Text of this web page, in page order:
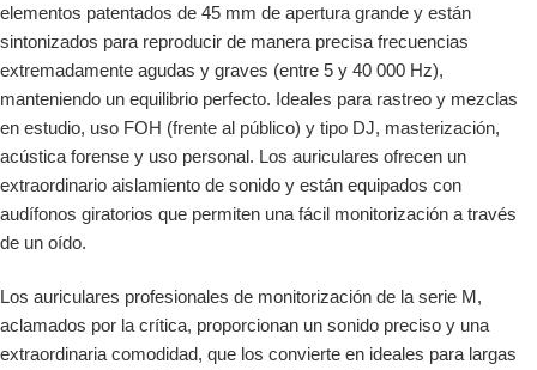
elementos patentados de 45 mm de apertura grande y están
sintonizados para reproducir de manera precisa frecuencias
extremadamente agudas y graves (entre 5 y 40 000 Hz),
manteniendo un equilibrio perfecto. Ideales para rastreo y mezclas
en estudio, uso FOH (frente al público) y tipo DJ, masterización,
acústica forense y uso personal. Los auriculares ofrecen un
extraordinario aislamiento de sonido y están equipados con
audífonos giratorios que permiten una fácil monitorización a través
de un oído.
Los auriculares profesionales de monitorización de la serie M,
aclamados por la crítica, proporcionan un sonido preciso y una
extraordinaria comodidad, que los convierte en ideales para largas